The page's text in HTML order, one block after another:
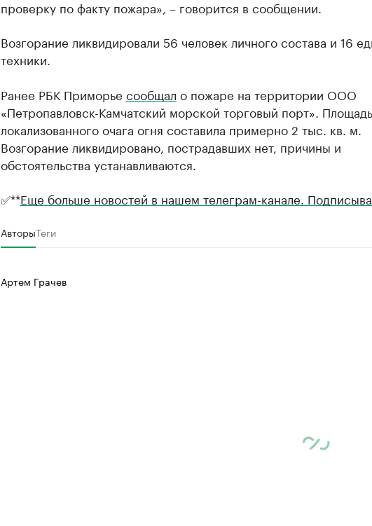
проверку по факту пожара», – говорится в сообщении.
Возгорание ликвидировали 56 человек личного состава и 16
техники.
Ранее РБК Приморье сообщал о пожаре на территории ООО
«Петропавловск-Камчатский морской торговый порт». Площадь
локализованного очага огня составила примерно 2 тыс. кв. м.
Возгорание ликвидировано, пострадавших нет, причины и
обстоятельства устанавливаются.
✅**Еще больше новостей в нашем телеграм-канале.
АвторыТеги
Артем Грачев